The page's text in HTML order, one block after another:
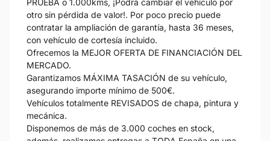
otro sin pérdida de valor!. Por poco precio puede
contratar la ampliación de garantía, hasta 36 meses,
con vehículo de cortesía incluido.
Ofrecemos la MEJOR OFERTA DE FINANCIACIÓN DEL
MERCADO.
Garantizamos MÁXIMA TASACIÓN de su vehículo,
asegurando importe mínimo de 500€.
Vehículos totalmente REVISADOS de chapa, pintura y
mecánica.
Disponemos de más de 3.000 coches en stock,